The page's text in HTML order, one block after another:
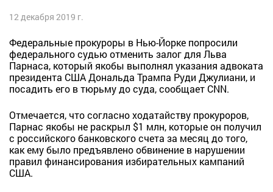
12 декабря 2019 г.
Федеральные прокуроры в Нью-Йорке попросили
федерального судью отменить залог для Льва
Парнаса, который якобы выполнял указания адвоката
президента США Дональда Трампа Руди Джулиани, и
посадить его в тюрьму до суда, сообщает CNN.
Отмечается, что согласно ходатайству прокуроров,
Парнас якобы не раскрыл $1 млн, которые он получил
с российского банковского счета за месяц до того,
как ему было предъявлено обвинение в нарушении
правил финансирования избирательных кампаний
США.